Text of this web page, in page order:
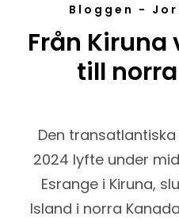
Bloggen -
Från Kiruna
till
Den transatlantiska
2024 lyfte under
Esrange i Kiruna,
Island i norra